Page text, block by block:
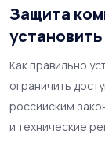
Защита
документы
Как правильно
ограничить
российским
и технические